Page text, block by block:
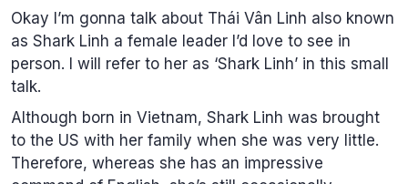
Okay I’m gonna talk about Thái Vân Linh also known
as Shark Linh a female leader l’d love to see in
person. I will refer to her as ‘Shark Linh’ in this small
talk.
Although born in Vietnam, Shark Linh was brought
to the US with her family when she was very little.
Therefore, whereas she has an impressive